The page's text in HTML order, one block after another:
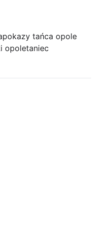
pokazy tańca opole
opoletaniec